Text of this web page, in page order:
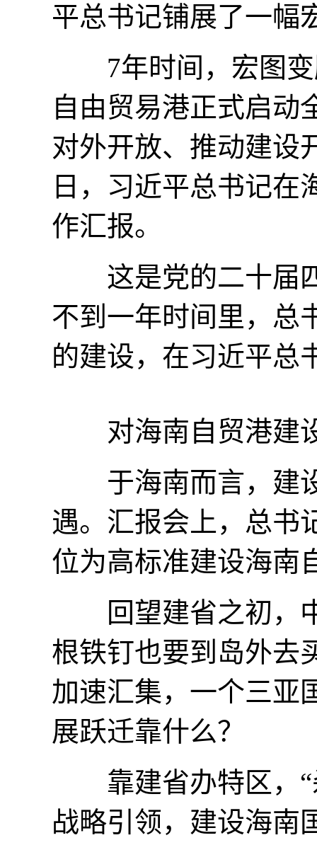
平总书记铺展了一幅
7年时间，宏图变
自由贸易港正式启动
对外开放、推动建设
日，习近平总书记在
作汇报。
这是党的二十届四
不到一年时间里，总
的建设，在习近平总
对海南自贸港建设
于海南而言，建设
遇。汇报会上，总书
位为高标准建设海南
回望建省之初，中
根铁钉也要到岛外去
加速汇集，一个三亚
展跃迁靠什么？
靠建省办特区，“
战略引领，建设海